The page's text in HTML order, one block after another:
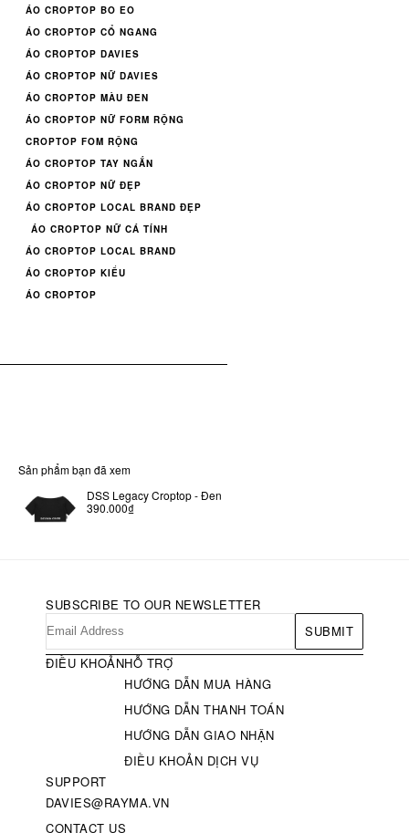
ÁO CROPTOP BO EO
ÁO CROPTOP CỔ NGANG
ÁO CROPTOP DAVIES
ÁO CROPTOP NỮ DAVIES
ÁO CROPTOP MÀU ĐEN
ÁO CROPTOP NỮ FORM RỘNG
CROPTOP FOM RỘNG
ÁO CROPTOP TAY NGẮN
ÁO CROPTOP NỮ ĐẸP
ÁO CROPTOP LOCAL BRAND ĐẸP
ÁO CROPTOP NỮ CÁ TÍNH
ÁO CROPTOP LOCAL BRAND
ÁO CROPTOP KIỂU
ÁO CROPTOP
Sản phẩm bạn đã xem
DSS Legacy Croptop - Đen
390.000₫
SUBSCRIBE TO OUR NEWSLETTER
SUBMIT
ĐIỀU KHOẢNHỖ TRỢ
HƯỚNG DẪN MUA HÀNG
HƯỚNG DẪN THANH TOÁN
HƯỚNG DẪN GIAO NHẬN
ĐIỀU KHOẢN DỊCH VỤ
SUPPORT
DAVIES@RAYMA.VN
CONTACT US